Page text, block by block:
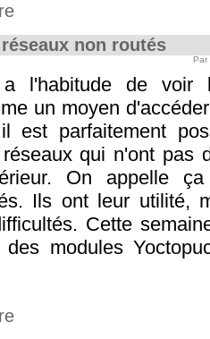
non routés
Par
l'habitude de voir
un moyen
est parfaitement
qui n'ont pas
On appelle
Ils ont leur utilité,
Cette
des modules